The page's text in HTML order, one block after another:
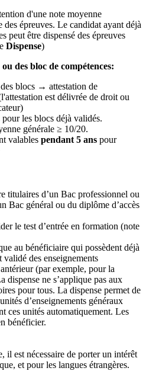
d'une note moyenne
des épreuves. Le candidat ayant déjà
peut être dispensé des épreuves
Dispense)
des bloc de compétences:
blocs → attestation de
est délivrée de droit ou
les blocs déjà validés.
générale ≥ 10/20.
valables pendant 5 ans pour
titulaires d’un Bac professionnel ou
Bac général ou du diplôme d’accès
le test d’entrée en formation (note
au bénéficiaire qui possèdent déjà
des enseignements
(par exemple, pour la
dispense ne s’applique pas aux
pour tous. La dispense permet de
d’enseignements généraux
ces unités automatiquement. Les
bénéficier.
il est nécessaire de porter un intérêt
et pour les langues étrangères.